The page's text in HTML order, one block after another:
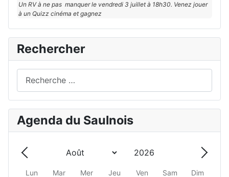
Un RV à ne pas manquer le vendredi 3 juillet à 18h30. Venez jouer
à un Quizz cinéma et gagnez
Rechercher
Agenda du Saulnois
Précédent - Mois
Mois
Année
Lun Mar Mer Jeu Ven Sam Dim